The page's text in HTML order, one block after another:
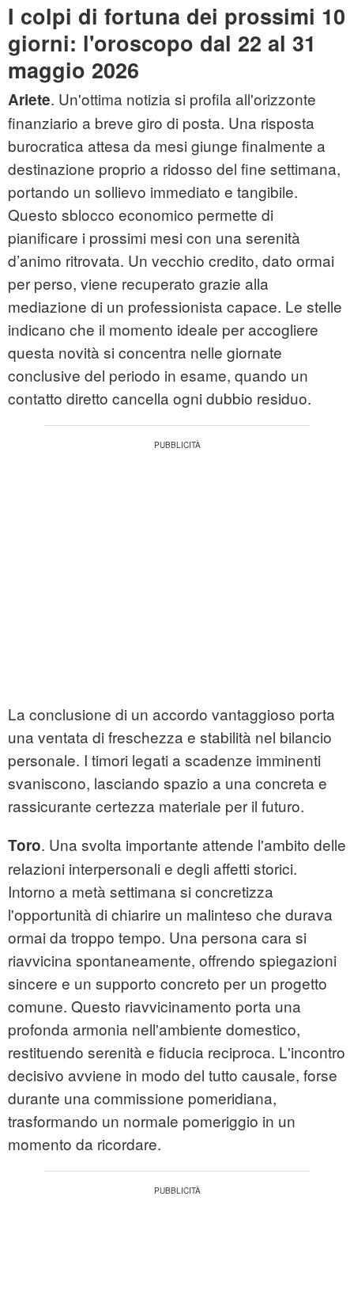
I colpi di fortuna dei prossimi 10
giorni: l'oroscopo dal 22 al 31
maggio 2026
Ariete. Un'ottima notizia si profila all'orizzonte
finanziario a breve giro di posta. Una risposta
burocratica attesa da mesi giunge finalmente a
destinazione proprio a ridosso del fine settimana,
portando un sollievo immediato e tangibile.
Questo sblocco economico permette di
pianificare i prossimi mesi con una serenità
d’animo ritrovata. Un vecchio credito, dato ormai
per perso, viene recuperato grazie alla
mediazione di un professionista capace. Le stelle
indicano che il momento ideale per accogliere
questa novità si concentra nelle giornate
conclusive del periodo in esame, quando un
contatto diretto cancella ogni dubbio residuo.
La conclusione di un accordo vantaggioso porta
una ventata di freschezza e stabilità nel bilancio
personale. I timori legati a scadenze imminenti
svaniscono, lasciando spazio a una concreta e
rassicurante certezza materiale per il futuro.
Toro. Una svolta importante attende l'ambito delle
relazioni interpersonali e degli affetti storici.
Intorno a metà settimana si concretizza
l'opportunità di chiarire un malinteso che durava
ormai da troppo tempo. Una persona cara si
riavvicina spontaneamente, offrendo spiegazioni
sincere e un supporto concreto per un progetto
comune. Questo riavvicinamento porta una
profonda armonia nell'ambiente domestico,
restituendo serenità e fiducia reciproca. L'incontro
decisivo avviene in modo del tutto causale, forse
durante una commissione pomeridiana,
trasformando un normale pomeriggio in un
momento da ricordare.